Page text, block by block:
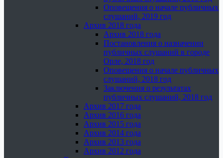
Оповещения о начале публичных
слушаний, 2019 год
Архив 2018 года
Архив 2018 года
Постановления о назначении
публичных слушаний в городе
Орле, 2018 год
Оповещения о начале публичных
слушаний, 2018 год
Заключения о результатах
публичных слушаний, 2018 год
Архив 2017 года
Архив 2016 года
Архив 2015 года
Архив 2014 года
Архив 2013 года
Архив 2012 года